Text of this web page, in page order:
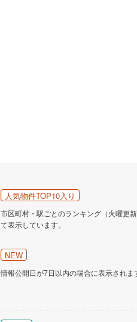
人気物件TOP10入り
市区町村・駅ごとのランキング（火曜更
て表示しています。
NEW
情報公開日が7日以内の場合に表示されま